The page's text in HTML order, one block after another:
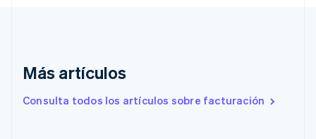
Más artículos
Consulta todos los artículos sobre facturación
EnglishItaliano
English